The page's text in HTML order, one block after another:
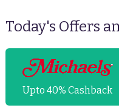
Today's Offers
Upto 40% Cashback